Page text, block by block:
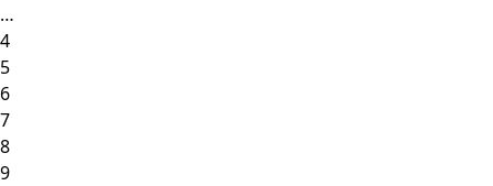
…
4
5
6
7
8
9